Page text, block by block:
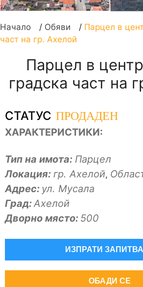
Начало / Обяви / Парцел в
част на гр. Ахелой
Парцел в
градска част на
СТАТУС ПРОДАДЕН
ХАРАКТЕРИСТИКИ:
Тип на имота: Парцел
Локация: гр. Ахелой,
Адрес: ул. Мусала
Град:Ахелой
Дворно място: 500
ИЗПРАТИ
ОБАДИ СЕ